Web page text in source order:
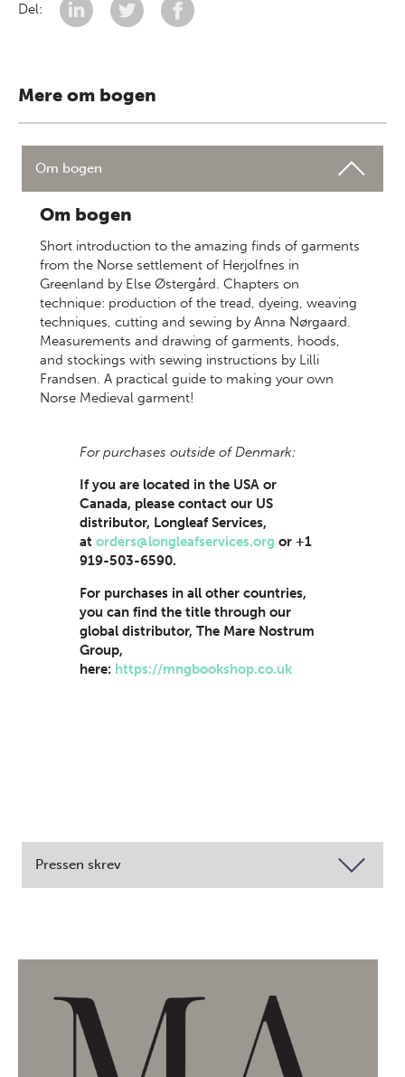
Del:
Mere om bogen
Om bogen
Om bogen
Short introduction to the amazing finds of garments
from the Norse settlement of Herjolfnes in
Greenland by Else Østergård. Chapters on
technique: production of the tread, dyeing, weaving
techniques, cutting and sewing by Anna Nørgaard.
Measurements and drawing of garments, hoods,
and stockings with sewing instructions by Lilli
Frandsen. A practical guide to making your own
Norse Medieval garment!
For purchases outside of Denmark:
If you are located in the USA or
Canada, please contact our US
distributor, Longleaf Services,
at orders@longleafservices.org or +1
919-503-6590.
For purchases in all other countries,
you can find the title through our
global distributor, The Mare Nostrum
Group,
here: https://mngbookshop.co.uk
Pressen skrev